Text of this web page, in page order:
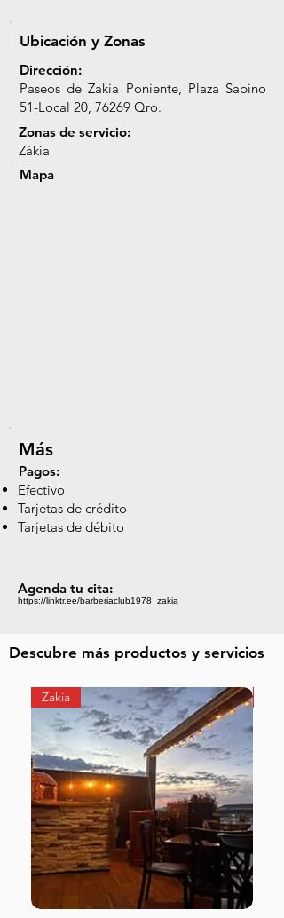
Ubicación y Zonas
Dirección:
Paseos de Zakia Poniente, Plaza Sabino
51-Local 20, 76269 Qro.
Zonas de servicio:
Zákia
Mapa
Más
Pagos:
Efectivo
Tarjetas de crédito
Tarjetas de débito
Agenda tu cita:
https://linktr.ee/barberiaclub1978_zakia
Descubre más productos y servicios
Zakia